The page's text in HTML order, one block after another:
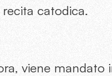
catodica.
viene mandato